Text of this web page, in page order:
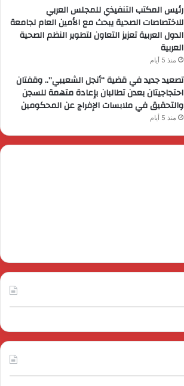
رئيس المكتب التنفيذي للمجلس العربي
للاختصاصات الصحية يبحث مع الأمين العام لجامعة
الدول العربية تعزيز التعاون لتطوير النظم الصحية
العربية
منذ 5 أيام
تصعيد جديد في قضية “أنجل الشعيبي”.. وقفتان
احتجاجيتان بعدن تطالبان بإعادة متهمة للسجن
والتحقيق في ملابسات الإفراج عن المحكومين
منذ 5 أيام